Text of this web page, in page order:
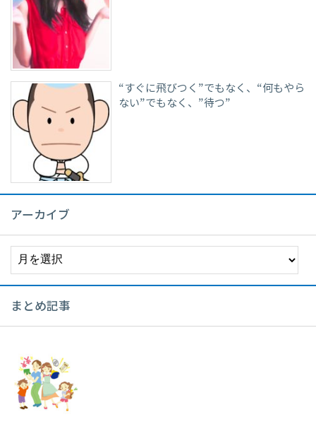
“すぐに飛びつく”でもなく、“何もやら
ない”でもなく、”待つ”
アーカイブ
まとめ記事